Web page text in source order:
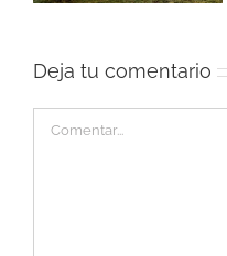
Deja tu comentario
Comentar